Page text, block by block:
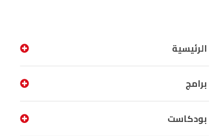
الرئيسية
برامج
بودكاست